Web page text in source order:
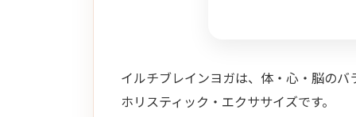
イルチブレインヨガは、体・心・脳のバ
ホリスティック・エクササイズです。